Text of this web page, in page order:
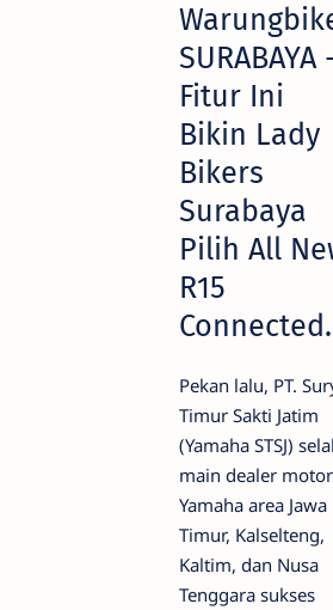
SURABAYA
Fitur Ini
Bikin Lady
Bikers
Surabaya
Pilih All
R15
Connected.
Pekan lalu, PT.
Timur Sakti Jatim
(Yamaha STSJ)
main dealer motor
Yamaha area Jawa
Timur, Kalselteng,
Kaltim, dan Nusa
Tenggara sukses